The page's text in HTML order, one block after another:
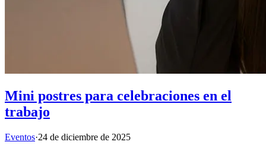
Mini postres para celebraciones en el
trabajo
Eventos·24 de diciembre de 2025